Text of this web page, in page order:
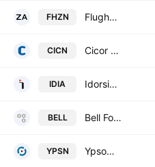
FHZN Flughafen Zurich AG
CICN Cicor Technologies
IDIA Idorsia Ltd.
BELL Bell Food Group Ltd.
YPSN Ypsomed Holding AG